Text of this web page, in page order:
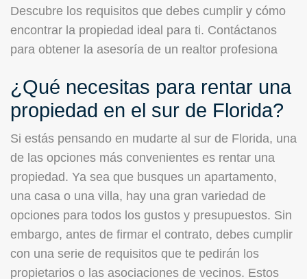
Descubre los requisitos que debes cumplir y cómo
encontrar la propiedad ideal para ti. Contáctanos
para obtener la asesoría de un realtor profesiona
¿Qué necesitas para rentar una
propiedad en el sur de Florida?
Si estás pensando en mudarte al sur de Florida, una
de las opciones más convenientes es rentar una
propiedad. Ya sea que busques un apartamento,
una casa o una villa, hay una gran variedad de
opciones para todos los gustos y presupuestos. Sin
embargo, antes de firmar el contrato, debes cumplir
con una serie de requisitos que te pedirán los
propietarios o las asociaciones de vecinos. Estos